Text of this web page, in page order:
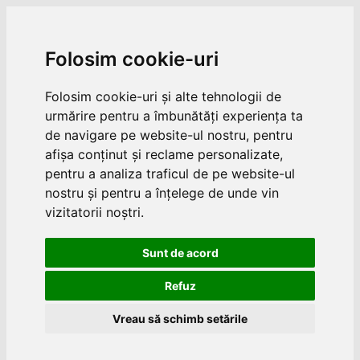
Folosim cookie-uri
Folosim cookie-uri și alte tehnologii de
urmărire pentru a îmbunătăți experiența ta
de navigare pe website-ul nostru, pentru
afișa conținut și reclame personalizate,
pentru a analiza traficul de pe website-ul
nostru și pentru a înțelege de unde vin
vizitatorii noștri.
Sunt de acord
Refuz
Vreau să schimb setările